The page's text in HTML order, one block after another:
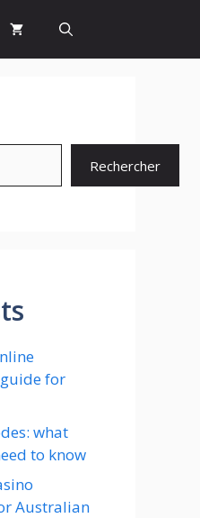
Rechercher
for
what
to know
Australian